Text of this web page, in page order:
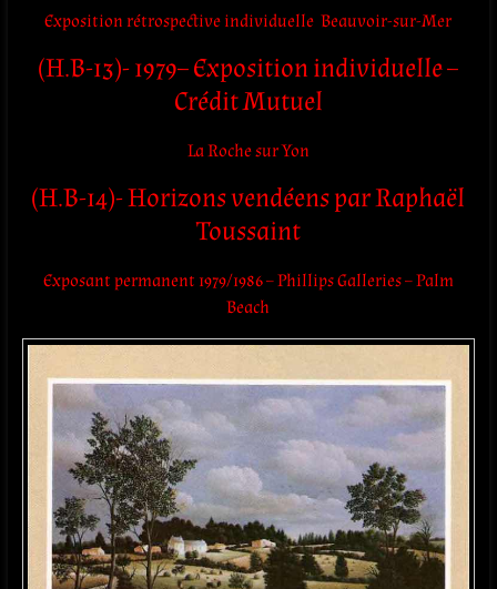
Exposition rétrospective individuelle Beauvoir-sur-Mer
(H.B-13)- 1979– Exposition individuelle –
Crédit Mutuel
La Roche sur Yon
(H.B-14)- Horizons vendéens par Raphaël
Toussaint
Exposant permanent 1979/1986 – Phillips Galleries – Palm
Beach